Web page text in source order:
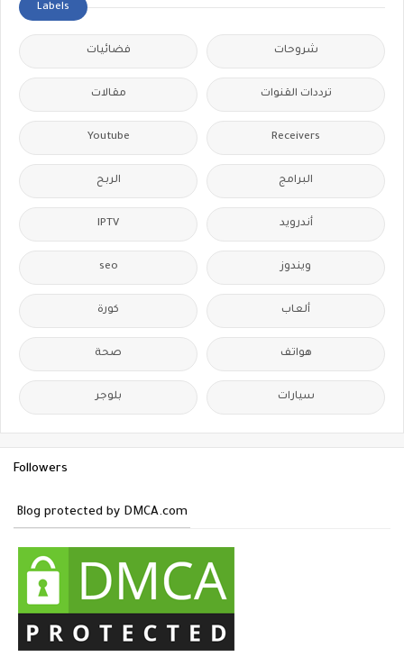
Labels
شروحات فضائيات
ترددات القنوات مقالات
Receivers
Youtube
البرامج الربح
أندرويد IPTV
ويندوز seo
ألعاب كورة
هواتف صحة
سيارات بلوجر
Followers
Blog protected by DMCA.com